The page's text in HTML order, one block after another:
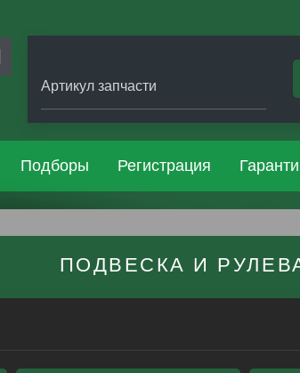
Артикул запчасти
Подборы Регистрация
ПОДВЕСКА И